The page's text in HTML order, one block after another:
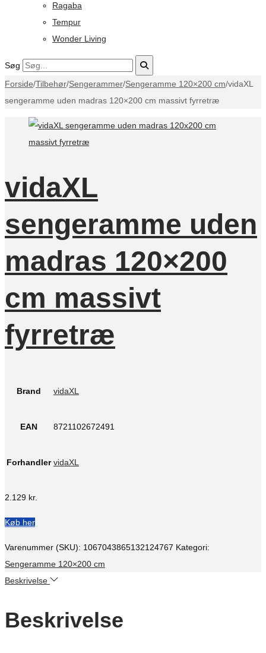
Ragaba
Tempur
Wonder Living
Søg
Forside/Tilbehør/Sengerammer/Sengeramme 120×200 cm/vidaXL
sengeramme uden madras 120×200 cm massivt fyrretræ
vidaXL
sengeramme uden
madras 120×200
cm massivt
fyrretræ
Brand vidaXL
EAN 8721102672491
Forhandler vidaXL
2.129 kr.
Køb her
Varenummer (SKU): 1067043865132124767 Kategori:
Sengeramme 120×200 cm
Beskrivelse
Beskrivelse